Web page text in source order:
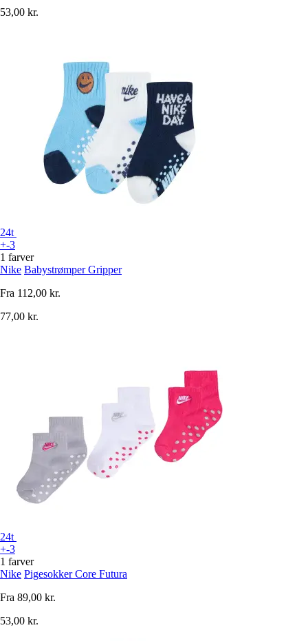
53,00 kr.
24t
+-3
1 farver
Nike Babystrømper Gripper
Fra 112,00 kr.
77,00 kr.
24t
+-3
1 farver
Nike Pigesokker Core Futura
Fra 89,00 kr.
53,00 kr.